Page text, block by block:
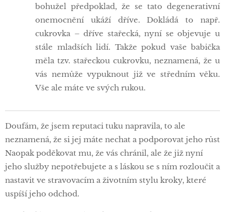
bohužel předpoklad, že se tato degenerativní
onemocnění ukáží dříve. Dokládá to např.
cukrovka – dříve stařecká, nyní se objevuje u
stále mladších lidí. Takže pokud vaše babička
měla tzv. stařeckou cukrovku, neznamená, že u
vás nemůže vypuknout již ve středním věku.
Vše ale máte ve svých rukou.
Doufám, že jsem reputaci tuku napravila, to ale
neznamená, že si jej máte nechat a podporovat jeho růst
Naopak poděkovat mu, že vás chránil, ale že již nyní
jeho služby nepotřebujete a s láskou se s ním rozloučit a
nastavit ve stravovacím a životním stylu kroky, které
uspíší jeho odchod.